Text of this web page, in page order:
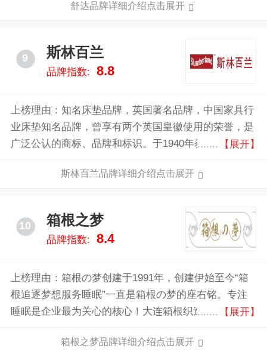
解，确保每晚都能享受深度睡眠。舒达床垫不仅在全球
高端品质和可靠性。
舒达品牌详细介绍点击展开
9 斯林百兰
品牌指数: 8.8
上榜理由：知名床垫品牌，英国著名品牌，中国家具行
业床垫知名品牌，曾享有两个英国皇徽使用的荣誉，是
广泛公认的商标、品牌和标识。于1940年获得英国国王
皇母的皇家授权加冕，曾享有两个英国皇徽使用的荣
【展开】
斯林百兰品牌详细介绍点击展开
10 箱根之梦
品牌指数: 8.4
上榜理由：箱根の梦创建于1991年，创建伊始至今“箱
根追逐梦想服务睡眠”一直是箱根の梦的座右铭。专注
睡眠是企业最为关心的核心！大连箱根织造床品有限公
垫、学校床垫、床品四件套畅销消费者市场，在消费者
【展开】
箱根之梦品牌详细介绍点击展开